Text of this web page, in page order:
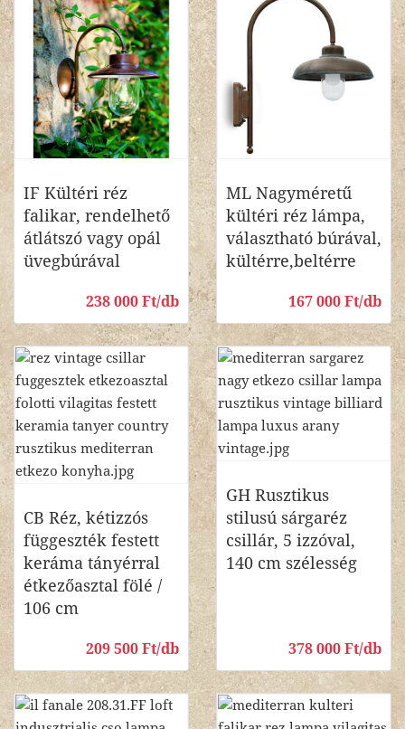
IF Kültéri réz
falikar, rendelhető
átlátszó vagy opál
üvegbúrával
238 000 Ft/db
ML Nagyméretű
kültéri réz lámpa,
választható búrával,
kültérre,beltérre
167 000 Ft/db
CB Réz, kétizzós
függeszték festett
keráma tányérral
étkezőasztal fölé /
106 cm
209 500 Ft/db
GH Rusztikus
stilusú sárgaréz
csillár, 5 izzóval,
140 cm szélesség
378 000 Ft/db